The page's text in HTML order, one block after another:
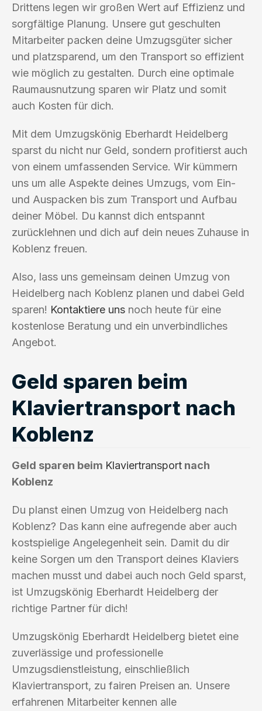
Drittens legen wir großen Wert auf Effizienz und
sorgfältige Planung. Unsere gut geschulten
Mitarbeiter packen deine Umzugsgüter sicher
und platzsparend, um den Transport so effizient
wie möglich zu gestalten. Durch eine optimale
Raumausnutzung sparen wir Platz und somit
auch Kosten für dich.
Mit dem Umzugskönig Eberhardt Heidelberg
sparst du nicht nur Geld, sondern profitierst auch
von einem umfassenden Service. Wir kümmern
uns um alle Aspekte deines Umzugs, vom Ein-
und Auspacken bis zum Transport und Aufbau
deiner Möbel. Du kannst dich entspannt
zurücklehnen und dich auf dein neues Zuhause in
Koblenz freuen.
Also, lass uns gemeinsam deinen Umzug von
Heidelberg nach Koblenz planen und dabei Geld
sparen! Kontaktiere uns noch heute für eine
kostenlose Beratung und ein unverbindliches
Angebot.
Geld sparen beim
Klaviertransport nach
Koblenz
Geld sparen beim Klaviertransport nach
Koblenz
Du planst einen Umzug von Heidelberg nach
Koblenz? Das kann eine aufregende aber auch
kostspielige Angelegenheit sein. Damit du dir
keine Sorgen um den Transport deines Klaviers
machen musst und dabei auch noch Geld sparst,
ist Umzugskönig Eberhardt Heidelberg der
richtige Partner für dich!
Umzugskönig Eberhardt Heidelberg bietet eine
zuverlässige und professionelle
Umzugsdienstleistung, einschließlich
Klaviertransport, zu fairen Preisen an. Unsere
erfahrenen Mitarbeiter kennen alle